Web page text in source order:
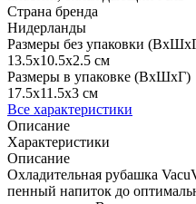
Страна бренда
Нидерланды
Размеры без упаковки
13.5x10.5x2.5 см
Размеры в упаковке (ВхШхГ)
17.5x11.5x3 см
Все характеристики
Описание
Характеристики
Описание
Охладительная рубашка
пенный напиток до